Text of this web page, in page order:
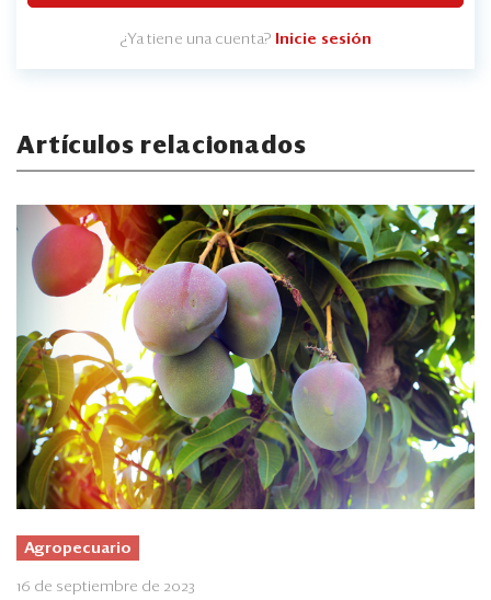
¿Ya tiene una cuenta? Inicie sesión
Artículos relacionados
Agropecuario
16 de septiembre de 2023